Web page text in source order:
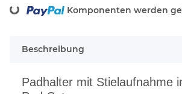
Komponenten werden
Beschreibung
Padhalter mit Stielaufnahme